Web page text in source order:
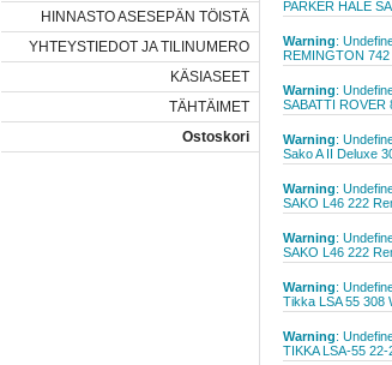
HINNASTO ASESEPÄN TÖISTÄ
YHTEYSTIEDOT JA TILINUMERO
KÄSIASEET
TÄHTÄIMET
Ostoskori
PARKER HALE
Warning:
REMINGTON 742
Warning:
SABATTI ROVER
Warning:
Sako A II Deluxe
Warning:
SAKO L46 222
Warning:
SAKO L46 222
Warning:
Tikka LSA 55 308
Warning:
TIKKA LSA-55